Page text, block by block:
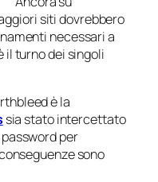
siti dovrebbero
necessari a
il turno dei singoli
è la
sia stato intercettato
per
sono